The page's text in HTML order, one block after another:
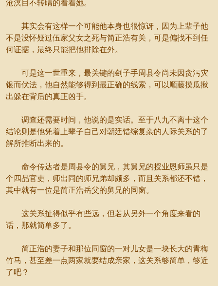
沧溟目不转睛的看着她。
其实会有这样一个可能他本身也很惊讶，因为上辈子他
不是没怀疑过伍家父女之死与简正浩有关，可是偏找不到任
何证据，最终只能把他排除在外。
可是这一世重来，最关键的刽子手周县令尚未因贪污灾
银而伏法，他自然能够得到最正确的线索，可以顺藤摸瓜揪
出躲在背后的真正凶手。
调查还需要时间，他说的是实话。至于八九不离十这个
结论则是他凭着上辈子自己对朝廷错综复杂的人际关系的了
解所推断出来的。
命令传达者是周县令的舅兄，其舅兄的授业恩师虽只是
个四品官吏，师出同的师兄弟却颇多，而且关系都还不错，
其中就有一位是简正浩岳父的舅兄的同窗。
这关系扯得似乎有些远，但若从另外一个角度来看的
话，那就简单多了。
简正浩的妻子和那位同窗的一对儿女是一块长大的青梅
竹马，甚至差一点两家就要结成亲家，这关系够简单，够近
了吧？